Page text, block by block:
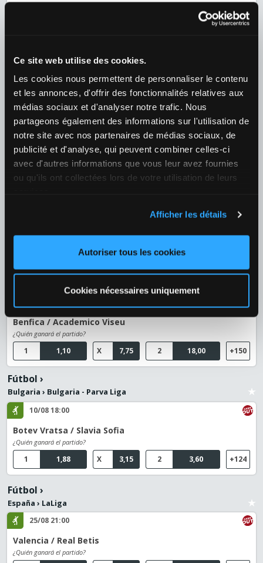
Ce site web utilise des cookies.
Les cookies nous permettent de personnaliser le contenu
et les annonces, d'offrir des fonctionnalités relatives aux
médias sociaux et d'analyser notre trafic. Nous
partageons également des informations sur l'utilisation de
notre site avec nos partenaires de médias sociaux, de
publicité et d'analyse, qui peuvent combiner celles-ci
avec d'autres informations que vous leur avez fournies
ou qu'ils ont collectées lors de votre utilisation de leurs
Afficher les détails
Autoriser tous les cookies
Cookies nécessaires uniquement
08/08 19:00
Vitoria Guimaraes / Arouca
¿Quién ganará el partido?
1,88 3,45 3,95
2 +147
09/08 21:30
Moreirense / Braga
¿Quién ganará el partido?
¿Quién ganará el partido?
1,92
1 3,35
X 3,70
2 +145
Benfica / Academico Viseu
¿Quién ganará el partido?
1,10
1 7,75
X 18,00
2 +150
Fútbol ›
Bulgaria › Bulgaria - Parva Liga
10/08 18:00
Botev Vratsa / Slavia Sofia
¿Quién ganará el partido?
1,88
1 3,15
X 3,60
2 +124
Fútbol ›
España › LaLiga
25/08 21:00
Valencia / Real Betis
¿Quién ganará el partido?